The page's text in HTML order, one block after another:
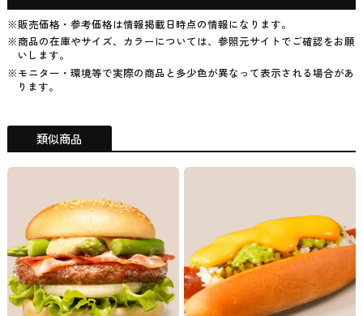
※販売価格・参考価格は情報掲載日時点の情報になります。
※商品の在庫やサイズ、カラーについては、参照元サイトでご確認をお願
いします。
※モニター・環境等で実際の商品と多少色が異なって表示される場合があ
ります。
類似商品